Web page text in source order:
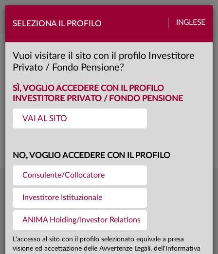
SELEZIONA IL PROFILO INGLESE
Vuoi visitare il sito con il profilo Investitore
Privato / Fondo Pensione?
SÌ, VOGLIO ACCEDERE CON IL PROFILO
INVESTITORE PRIVATO / FONDO PENSIONE
VAI AL SITO
NO, VOGLIO ACCEDERE CON IL PROFILO
Consulente/Collocatore
Investitore Istituzionale
ANIMA Holding/Investor Relations
L'accesso al sito con il profilo selezionato equivale a presa
visione ed accettazione delle Avvertenze Legali, dell'Informativa
Toggle
Anima Megatrend People
Classe: A
Questa è una comunicazione di marketing. Si prega di consultare il prospetto e
Ultima quota
04.08.26
Patrimonio fondo 31.07.26
Patrimonio classe A 31.07.26